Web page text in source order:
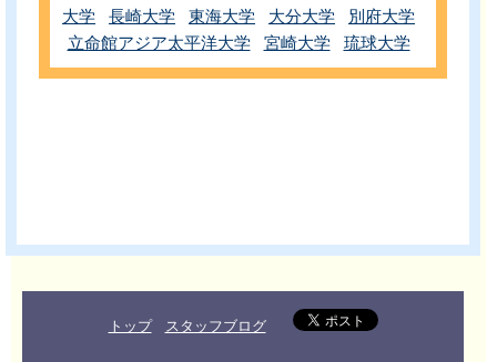
大学
長崎大学 東海大学 大分大学
別府大学
立命館アジア太平洋大学
宮崎大学 琉球大学
トップ スタッフブログ